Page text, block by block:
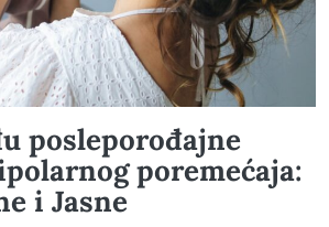
posleporođajne
poremećaja:
i Jasne